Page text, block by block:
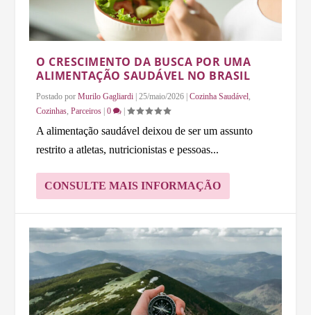
O CRESCIMENTO DA BUSCA POR UMA
ALIMENTAÇÃO SAUDÁVEL NO BRASIL
Postado porMurilo Gagliardi |25/maio/2026 |Cozinha Saudável,
Cozinhas,Parceiros |0 |
A alimentação saudável deixou de ser um assunto
restrito a atletas, nutricionistas e pessoas...
CONSULTE MAIS INFORMAÇÃO